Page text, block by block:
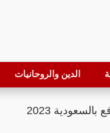
الدين والروحانيات
2023